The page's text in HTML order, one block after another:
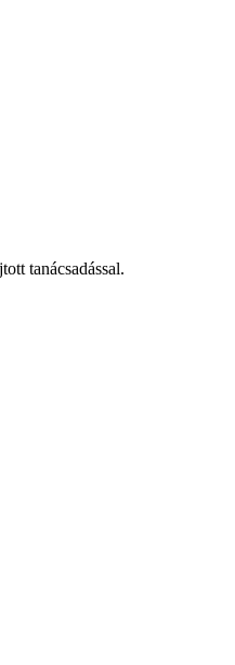
tanácsadással.